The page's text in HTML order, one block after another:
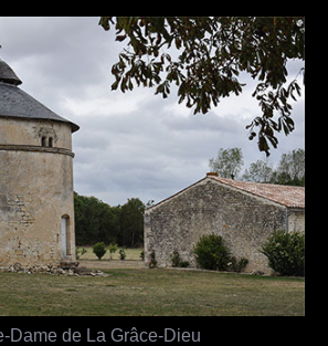
Dame de La Grâce-Dieu